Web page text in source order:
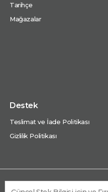
Tarihçe
Mağazalar
Destek
Teslimat ve İade Politikası
Gizlilik Politikası